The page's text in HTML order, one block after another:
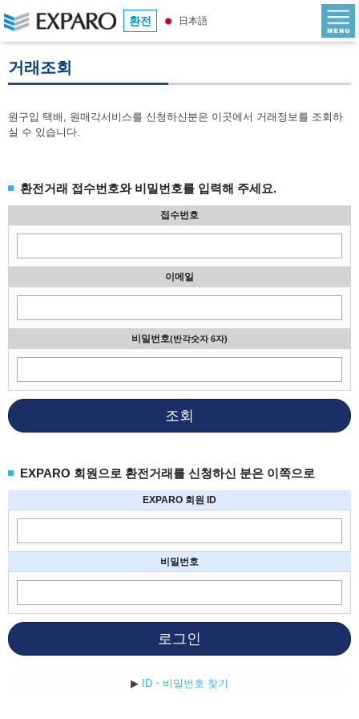
환전 日本語
거래조회
원구입 택배, 원매각서비스를 신청하신분은 이곳에서 거래정보를 조회하
실 수 있습니다.
환전거래 접수번호와 비밀번호를 입력해 주세요.
접수번호
이메일
비밀번호(반각숫자 6자)
조회
EXPARO 회원으로 환전거래를 신청하신 분은 이쪽으로
EXPARO 회원 ID
비밀번호
로그인
▶ ID・비밀번호 찾기